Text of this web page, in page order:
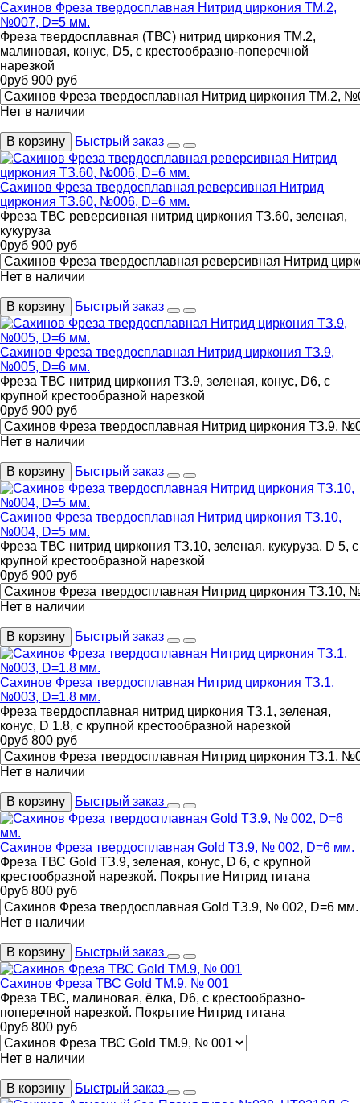
Сахинов Фреза твердосплавная Нитрид циркония ТМ.2,
№007, D=5 мм.
Фреза твердосплавная (ТВС) нитрид циркония ТМ.2,
малиновая, конус, D5, с крестообразно-поперечной
нарезкой
0руб 900 руб
Нет в наличии
В корзину Быстрый заказ
Сахинов Фреза твердосплавная реверсивная Нитрид
циркония ТЗ.60, №006, D=6 мм.
Фреза ТВС реверсивная нитрид циркония ТЗ.60, зеленая,
кукуруза
0руб 900 руб
Нет в наличии
В корзину Быстрый заказ
Сахинов Фреза твердосплавная Нитрид циркония ТЗ.9,
№005, D=6 мм.
Фреза ТВС нитрид циркония ТЗ.9, зеленая, конус, D6, с
крупной крестообразной нарезкой
0руб 900 руб
Нет в наличии
В корзину Быстрый заказ
Сахинов Фреза твердосплавная Нитрид циркония ТЗ.10,
№004, D=5 мм.
Фреза ТВС нитрид циркония ТЗ.10, зеленая, кукуруза, D 5, с
крупной крестообразной нарезкой
0руб 900 руб
Нет в наличии
В корзину Быстрый заказ
Сахинов Фреза твердосплавная Нитрид циркония ТЗ.1,
№003, D=1.8 мм.
Фреза твердосплавная нитрид циркония ТЗ.1, зеленая,
конус, D 1.8, с крупной крестообразной нарезкой
0руб 800 руб
Нет в наличии
В корзину Быстрый заказ
Сахинов Фреза твердосплавная Gold ТЗ.9, № 002, D=6 мм.
Фреза ТВС Gold ТЗ.9, зеленая, конус, D 6, с крупной
крестообразной нарезкой. Покрытие Нитрид титана
0руб 800 руб
Нет в наличии
В корзину Быстрый заказ
Сахинов Фреза ТВС Gold ТМ.9, № 001
Фреза ТВС, малиновая, ёлка, D6, с крестообразно-
поперечной нарезкой. Покрытие Нитрид титана
0руб 800 руб
Нет в наличии
В корзину Быстрый заказ